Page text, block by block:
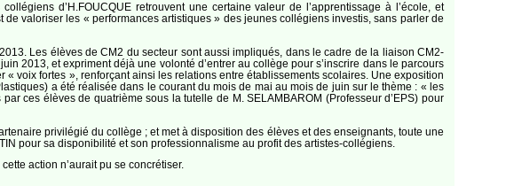
d’H.FOUCQUE retrouvent une certaine valeur de l’apprentissage à l’école, et
valoriser les « performances artistiques » des jeunes collégiens investis, sans parler de
Les élèves de CM2 du secteur sont aussi impliqués, dans le cadre de la liaison CM2-
2013, et expriment déjà une volonté d’entrer au collège pour s’inscrire dans le parcours
voix fortes », renforçant ainsi les relations entre établissements scolaires. Une exposition
a été réalisée dans le courant du mois de mai au mois de juin sur le thème : « les
ces élèves de quatrième sous la tutelle de M. SELAMBAROM (Professeur d’EPS) pour
privilégié du collège ; et met à disposition des élèves et des enseignants, toute une
pour sa disponibilité et son professionnalisme au profit des artistes-collégiens.
action n’aurait pu se concrétiser.